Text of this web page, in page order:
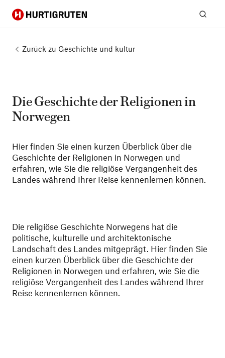
Hurtigruten
Zurück zu Geschichte und kultur
Die Geschichte der Religionen in
Norwegen
Hier finden Sie einen kurzen Überblick über die
Geschichte der Religionen in Norwegen und
erfahren, wie Sie die religiöse Vergangenheit des
Landes während Ihrer Reise kennenlernen können.
Die religiöse Geschichte Norwegens hat die
politische, kulturelle und architektonische
Landschaft des Landes mitgeprägt. Hier finden Sie
einen kurzen Überblick über die Geschichte der
Religionen in Norwegen und erfahren, wie Sie die
religiöse Vergangenheit des Landes während Ihrer
Reise kennenlernen können.